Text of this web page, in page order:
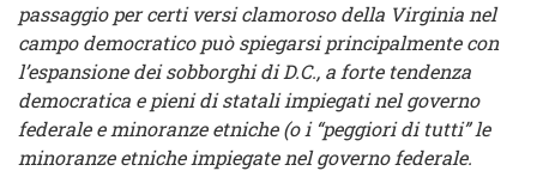
passaggio per certi versi clamoroso della Virginia nel
campo democratico può spiegarsi principalmente con
l’espansione dei sobborghi di D.C., a forte tendenza
democratica e pieni di statali impiegati nel governo
federale e minoranze etniche (o i “peggiori di tutti” le
minoranze etniche impiegate nel governo federale.